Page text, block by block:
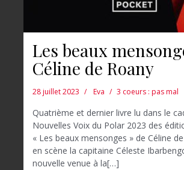
Les beaux
Céline de Roany
28 juillet 2023 Eva 3 coeurs : pas mal
Quatrième et dernier livre lu dans le
Nouvelles Voix du Polar 2023 des
« Les beaux mensonges » de Céline
en scène la capitaine Céleste
nouvelle venue à la[…]